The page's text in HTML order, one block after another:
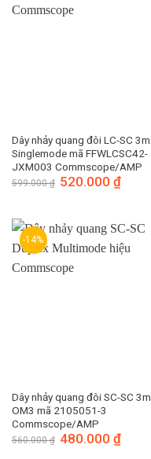
Dây nhảy quang đôi LC-SC 3m
Singlemode mã FFWLCSC42-
JXM003 Commscope/AMP
599.000₫ Giá
gốc
520.000₫
-14%
Dây nhảy quang đôi SC-SC 3m
OM3 mã 2105051-3
Commscope/AMP
560.000₫ Giá
gốc
480.000₫